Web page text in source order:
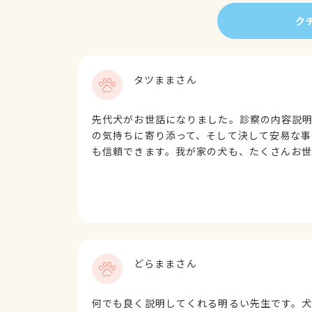
ク
タツままさん
先代犬がお世話になりました。診察の内容説
の気持ちに寄り添って、そして決して安易な
も信頼できます。我が家の犬も、たくさんお
どらままさん
何でも良く説明してくれる明るい先生です。